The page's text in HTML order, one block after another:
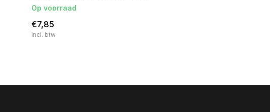
Op voorraad
€7,85
Incl. btw